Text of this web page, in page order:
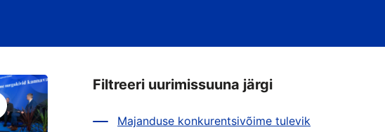
Filtreeri uurimissuuna järgi
Majanduse konkurentsivõime tulevik